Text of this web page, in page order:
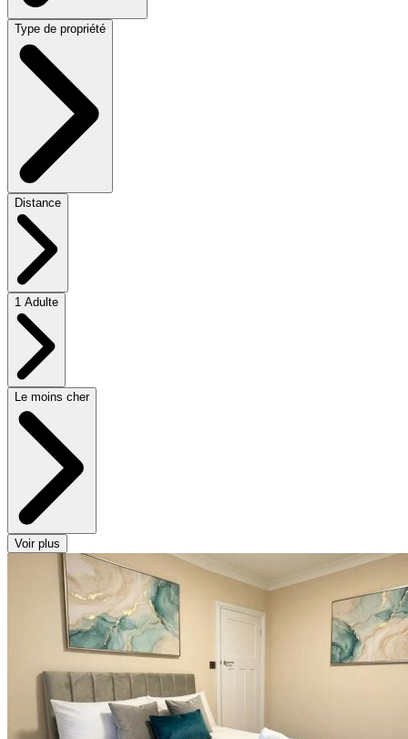
Type de propriété
Distance
1 Adulte
Le moins cher
Voir plus